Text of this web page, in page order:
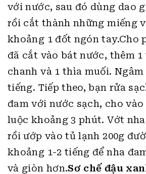
với nước, sau đó dùng dao
rồi cắt thành những miếng
khoảng 1 đốt ngón tay.Cho
đã cắt vào bát nước, thêm
chanh và 1 thìa muối. Ngâm
tiếng. Tiếp theo, bạn rửa
đam với nước sạch, cho
luộc khoảng 3 phút. Vớt
rồi ướp vào tủ lạnh 200g
khoảng 1-2 tiếng để nha
và giòn hơn.Sơ chế đậu